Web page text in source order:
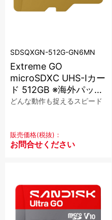
LTOデータカートリッジ
アクセサリ・サプライ
フィルム ケース
会社概要
特定商取引に関する法律に基
プライバシーポリシー
SDSQXGN-512G-GN6MN
Extreme GO
microSDXC UHS-Iカー
ド 512GB ※海外パッケ
ージ品
どんな動作も捉えるスピード
販売価格(税抜)：
お問合せください